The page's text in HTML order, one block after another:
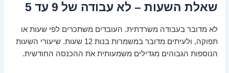
שאלת השעות – לא עבודה של 9 עד 5
לא מדובר בעבודה משרדתית. העובדים משתכרים לפי שעות או
תפוקה, ולעיתים מדובר במשמרות בנות 12 שעות. שיעורי השעות
הנוספות הגבוהים מגדילים משמעותית את ההכנסה החודשית.